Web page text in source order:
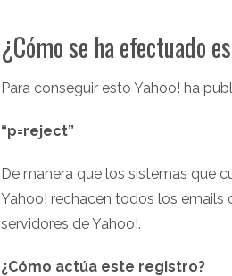
¿Cómo se ha efectuado
Para conseguir esto Yahoo! ha
“p=reject”
De manera que los sistemas que
Yahoo! rechacen todos los emails
servidores de Yahoo!.
¿Cómo actúa este registro?